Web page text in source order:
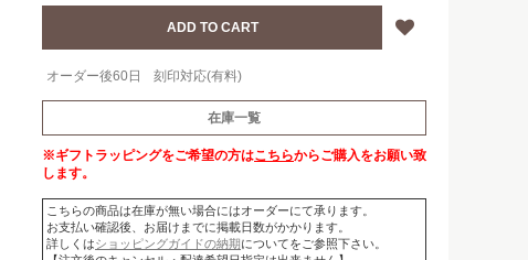
オーダー後60日 刻印対応(有料)
在庫一覧
※ギフトラッピングをご希望の方はこちらからご購入をお願い致
します。
こちらの商品は在庫が無い場合にはオーダーにて承ります。
お支払い確認後、お届けまでに掲載日数がかかります。
詳しくはショッピングガイドの納期についてをご参照下さい。